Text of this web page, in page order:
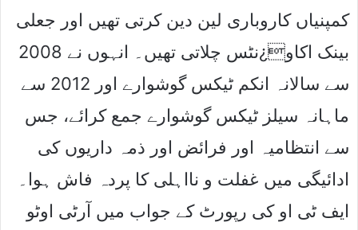
کمپنیاں کاروباری لین دین کرتی تھیں اور جعلی
بینک اکاو¿نٹس چلاتی تھیں۔ انہوں نے 2008
سے سالانہ انکم ٹیکس گوشوارے اور 2012 سے
ماہانہ سیلز ٹیکس گوشوارے جمع کرائے، جس
سے انتظامیہ اور فرائض اور ذمہ داریوں کی
ادائیگی میں غفلت و نااہلی کا پردہ فاش ہوا۔
ایف ٹی او کی رپورٹ کے جواب میں آرٹی اوٹو